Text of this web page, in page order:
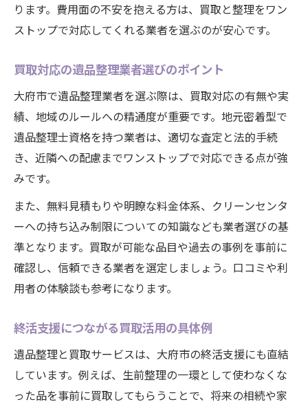
ります。費用面の不安を抱える方は、買取と整理をワン
ストップで対応してくれる業者を選ぶのが安心です。
買取対応の遺品整理業者選びのポイント
大府市で遺品整理業者を選ぶ際は、買取対応の有無や実
績、地域のルールへの精通度が重要です。地元密着型で
遺品整理士資格を持つ業者は、適切な査定と法的手続
き、近隣への配慮までワンストップで対応できる点が強
みです。
また、無料見積もりや明瞭な料金体系、クリーンセンタ
ーへの持ち込み制限についての知識なども業者選びの基
準となります。買取が可能な品目や過去の事例を事前に
確認し、信頼できる業者を選定しましょう。口コミや利
用者の体験談も参考になります。
終活支援につながる買取活用の具体例
遺品整理と買取サービスは、大府市の終活支援にも直結
しています。例えば、生前整理の一環として使わなくな
った品を事前に買取してもらうことで、将来の相続や家